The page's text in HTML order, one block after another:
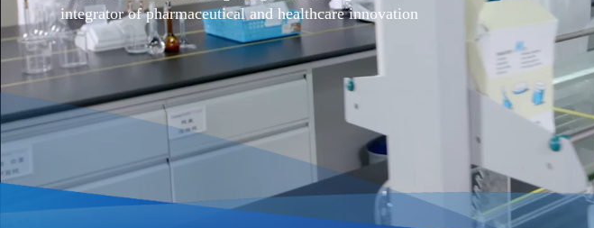
integrator of pharmaceutical and healthcare innovation